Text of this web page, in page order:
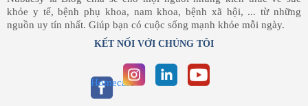
khỏe y tế, bệnh phụ khoa, nam khoa, bệnh xã hội, ... từ những
nguồn uy tín nhất. Giúp bạn có cuộc sống mạnh khỏe mỗi ngày.
KẾT NỐI VỚI CHÚNG TÔI
Homecare